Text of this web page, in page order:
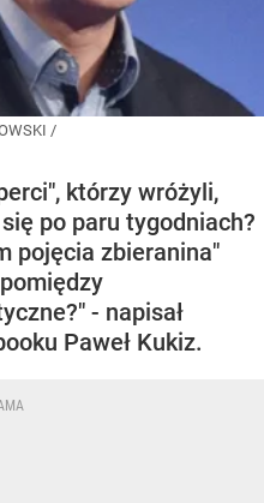
/
którzy wróżyli,
po paru tygodniach?
pojęcia zbieranina"
- napisał
Paweł Kukiz.